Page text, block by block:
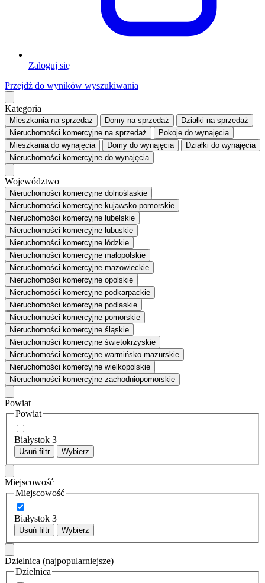
Zaloguj się
Przejdź do wyników wyszukiwania
Kategoria
Mieszkaniana sprzedaż Domy na sprzedaż Działki na sprzedaż
Nieruchomości komercyjne na sprzedaż Pokoje do wynajęcia
Mieszkaniado wynajęcia Domy do wynajęcia Działki do wynajęcia
Nieruchomości komercyjne do wynajęcia
Województwo
Nieruchomości komercyjne dolnośląskie
Nieruchomości komercyjne kujawsko-pomorskie
Nieruchomości komercyjne lubelskie
Nieruchomości komercyjne lubuskie
Nieruchomości komercyjne łódzkie
Nieruchomości komercyjne małopolskie
Nieruchomości komercyjne mazowieckie
Nieruchomości komercyjne opolskie
Nieruchomości komercyjne podkarpackie
Nieruchomości komercyjne podlaskie
Nieruchomości komercyjne pomorskie
Nieruchomości komercyjne śląskie
Nieruchomości komercyjne świętokrzyskie
Nieruchomości komercyjne warmińsko-mazurskie
Nieruchomości komercyjne wielkopolskie
Nieruchomości komercyjne zachodniopomorskie
Powiat
Powiat
Białystok 3
Usuń filtr Wybierz
Miejscowość
Miejscowość
Białystok 3
Usuń filtr Wybierz
Dzielnica (najpopularniejsze)
Dzielnica